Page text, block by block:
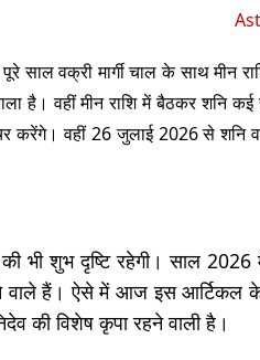
साल वक्री मार्गी चाल के साथ मीन
है। वहीं मीन राशि में बैठकर शनि कई
करेंगे। वहीं 26 जुलाई 2026 से
भी शुभ दृष्टि रहेगी। साल 2026
वाले हैं। ऐसे में आज इस आर्टिकल
की विशेष कृपा रहने वाली है।